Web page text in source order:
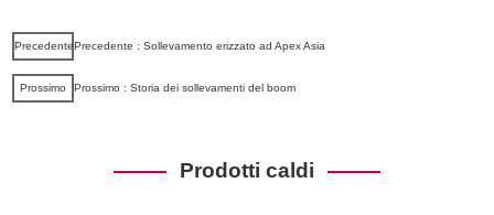
PrecedentePrecedente : Sollevamento erizzato ad Apex Asia
Prossimo Prossimo : Storia dei sollevamenti del boom
Prodotti caldi